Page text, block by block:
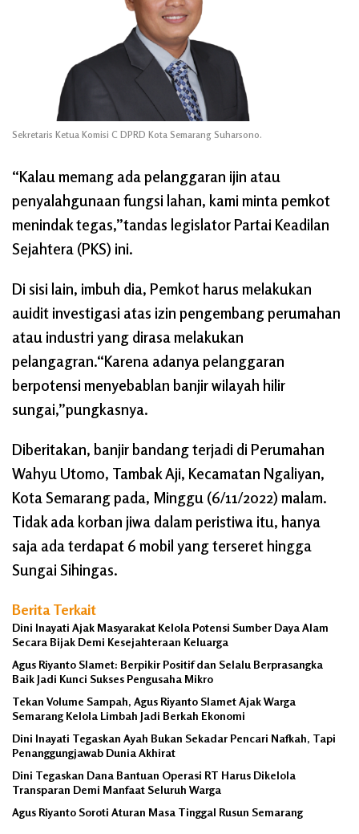
Sekretaris Ketua Komisi C DPRD Kota Semarang Suharsono.
“Kalau memang ada pelanggaran ijin atau
penyalahgunaan fungsi lahan, kami minta pemkot
menindak tegas,”tandas legislator Partai Keadilan
Sejahtera (PKS) ini.
Di sisi lain, imbuh dia, Pemkot harus melakukan
auidit investigasi atas izin pengembang perumahan
atau industri yang dirasa melakukan
pelangagran.“Karena adanya pelanggaran
berpotensi menyebablan banjir wilayah hilir
sungai,”pungkasnya.
Diberitakan, banjir bandang terjadi di Perumahan
Wahyu Utomo, Tambak Aji, Kecamatan Ngaliyan,
Kota Semarang pada, Minggu (6/11/2022) malam.
Tidak ada korban jiwa dalam peristiwa itu, hanya
saja ada terdapat 6 mobil yang terseret hingga
Sungai Sihingas.
Berita Terkait
Dini Inayati Ajak Masyarakat Kelola Potensi Sumber Daya Alam
Secara Bijak Demi Kesejahteraan Keluarga
Agus Riyanto Slamet: Berpikir Positif dan Selalu Berprasangka
Baik Jadi Kunci Sukses Pengusaha Mikro
Tekan Volume Sampah, Agus Riyanto Slamet Ajak Warga
Semarang Kelola Limbah Jadi Berkah Ekonomi
Dini Inayati Tegaskan Ayah Bukan Sekadar Pencari Nafkah, Tapi
Penanggungjawab Dunia Akhirat
Dini Tegaskan Dana Bantuan Operasi RT Harus Dikelola
Transparan Demi Manfaat Seluruh Warga
Agus Riyanto Soroti Aturan Masa Tinggal Rusun Semarang